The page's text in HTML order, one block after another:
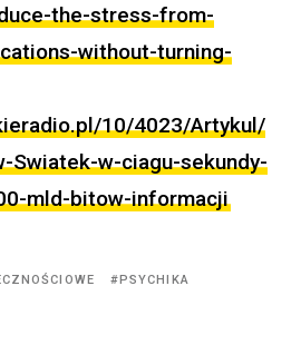
the-stress-from-
without-turning-
10/4023/Artykul/
Swiatek-w-ciagu-sekundy-
mld-bitow-informacji
PSYCHIKA